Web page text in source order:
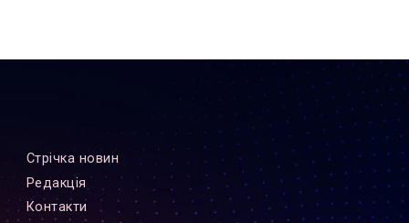
Стрiчка новин
Редакцiя
Контакти